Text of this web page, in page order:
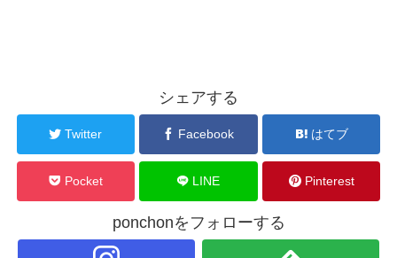
シェアする
Twitter Facebook はてブ
Pocket LINE Pinterest
ponchonをフォローする